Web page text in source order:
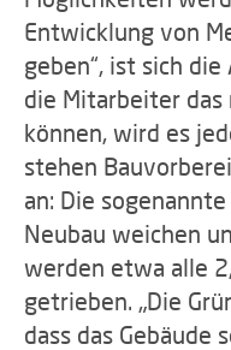
Entwicklung von
geben“, ist sich
die Mitarbeiter das
können, wird es
stehen
an: Die
Neubau weichen
werden etwa alle
getrieben. „Die
dass das